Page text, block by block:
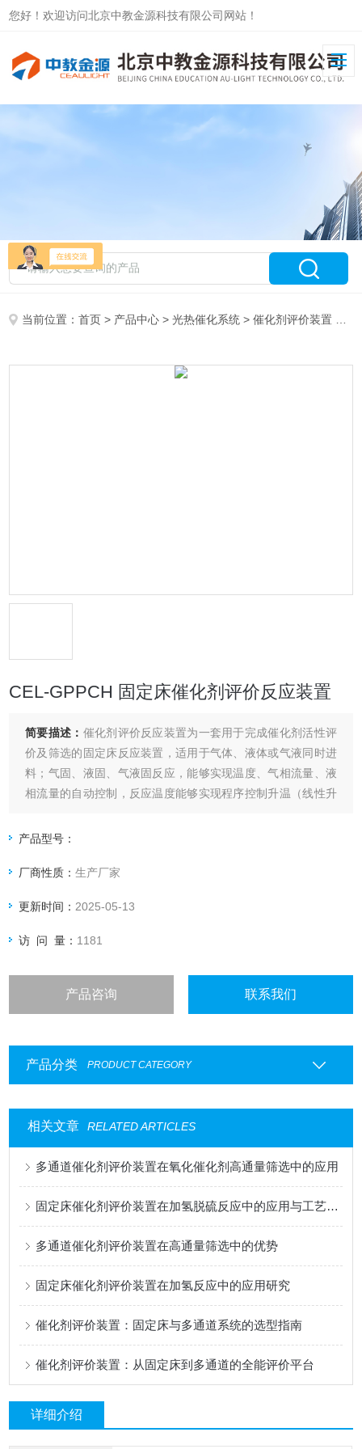
您好！欢迎访问北京中教金源科技有限公司网站！
当前位置：首页 > 产品中心 >光热催化系统 >催化剂评价装置
CEL-GPPCH 固定床催化剂评价反应装置
简要描述： 催化剂评价反应装置为一套用于完成催化剂活性评
价及筛选的固定床反应装置，适用于气体、液体或气液同时进
料；气固、液固、气液固反应，能够实现温度、气相流量、液
相流量的自动控制，反应温度能够实现程序控制升温（线性升
合GC等分析仪器对不同压力、温度下的实验产物进行阶段性在
产品型号：
厂商性质：生产厂家
更新时间： 2025-05-13
访 问 量： 1181
产品咨询 联系我们
产品分类 PRODUCT CATEGORY
相关文章 RELATED ARTICLES
多通道催化剂评价装置在氧化催化剂高通量筛选中的应用
固定床催化剂评价装置在加氢脱硫反应中的应用与工艺优化
多通道催化剂评价装置在高通量筛选中的优势
固定床催化剂评价装置在加氢反应中的应用研究
催化剂评价装置：固定床与多通道系统的选型指南
催化剂评价装置：从固定床到多通道的全能评价平台
详细介绍